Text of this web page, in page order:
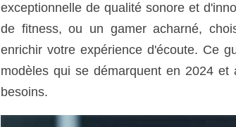
exceptionnelle de qualité sonore et
de fitness, ou un gamer acharné,
enrichir votre expérience d'écoute. Ce
modèles qui se démarquent en 2024
besoins.